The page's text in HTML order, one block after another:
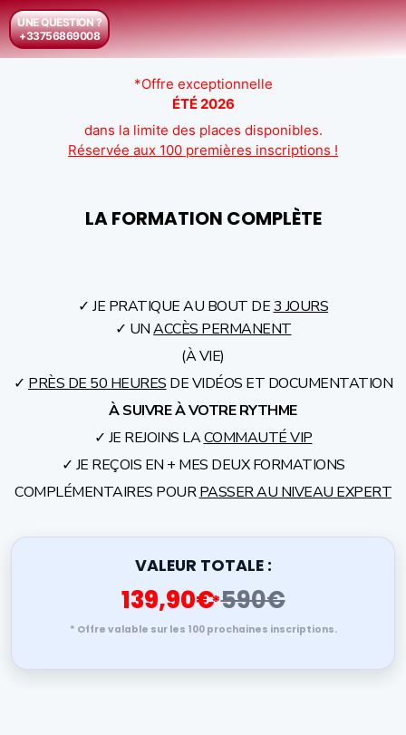
UNE QUESTION ?
+33756869008
*Offre exceptionnelle
ÉTÉ 2026
dans la limite des places disponibles.
Réservée aux 100 premières inscriptions !
LA FORMATION COMPLÈTE
✓ JE PRATIQUE AU BOUT DE3 JOURS
✓ UNACCÈS PERMANENT
(À VIE)
✓ PRÈS DE 50 HEURES DE VIDÉOS ET DOCUMENTATION
À SUIVRE À VOTRE RYTHME
✓ JE REJOINS LACOMMAUTÉ VIP
✓ JE REÇOIS EN + MES DEUX FORMATIONS
COMPLÉMENTAIRES POURPASSER AU NIVEAU EXPERT
VALEUR TOTALE :
139,90€*590€
* Offre valable sur les 100 prochaines inscriptions.